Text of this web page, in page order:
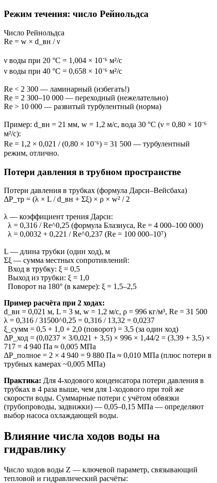
Режим течения: число Рейнольдса
Число Рейнольдса
Re = w × d_вн / ν
ν воды при 20 °С = 1,004 × 10⁻⁶ м²/с
ν воды при 40 °С = 0,658 × 10⁻⁶ м²/с
Re < 2 300 — ламинарный (избегать!)
Re = 2 300–10 000 — переходный (нежелательно)
Re > 10 000 — развитый турбулентный (норма)
Пример: d_вн = 21 мм, w = 1,2 м/с, вода 30 °С (ν = 0,80 × 10⁻⁶
м²/с):
Re = 1,2 × 0,021 / (0,80 × 10⁻⁶) = 31 500 — турбулентный
режим, отлично.
Потери давления в трубном пространстве
Потери давления в трубках (формула Дарси–Вейсбаха)
ΔP_тр = (λ × L / d_вн + Σξ) × ρ × w² / 2
λ — коэффициент трения Дарси:
λ = 0,316 / Re^0,25 (формула Блазиуса, Re = 4 000–100 000)
λ = 0,0032 + 0,221 / Re^0,237 (Re = 100 000–10⁷)
L — длина трубки (один ход), м
Σξ — сумма местных сопротивлений:
Вход в трубку: ξ = 0,5
Выход из трубки: ξ = 1,0
Поворот на 180° (в камере): ξ = 1,5–2,5
Пример расчёта при 2 ходах:
d_вн = 0,021 м, L = 3 м, w = 1,2 м/с, ρ = 996 кг/м³, Re = 31 500
λ = 0,316 / 31500^0,25 = 0,316 / 13,32 = 0,0237
ξ_сумм = 0,5 + 1,0 + 2,0 (поворот) = 3,5 (за один ход)
ΔP_ход = (0,0237 × 3/0,021 + 3,5) × 996 × 1,44/2 = (3,39 + 3,5) ×
717 = 4 940 Па ≈ 0,005 МПа
ΔP_полное = 2 × 4 940 = 9 880 Па ≈ 0,010 МПа (плюс потери в
трубных камерах ~0,005 МПа)
Практика: Для 4-ходового конденсатора потери давления в
трубках в 4 раза выше, чем для 1-ходового при той же
скорости воды. Суммарные потери с учётом обвязки
(трубопроводы, задвижки) — 0,05–0,15 МПа — определяют
выбор насоса охлаждающей воды.
Влияние числа ходов воды на
гидравлику
Число ходов воды Z — ключевой параметр, связывающий
тепловой и гидравлический расчёты: